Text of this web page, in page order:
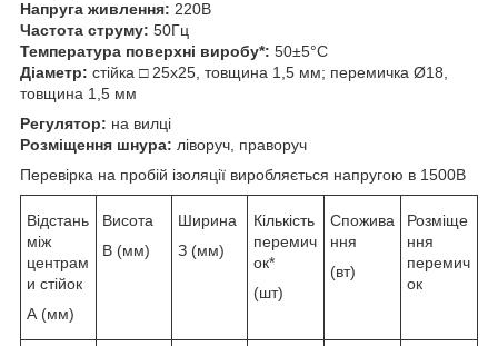
Напруга живлення: 220В
Частота струму: 50Гц
Температура поверхні виробу*: 50±5°С
Діаметр: стійка □ 25х25, товщина 1,5 мм; перемичка Ø18,
товщина 1,5 мм
Регулятор: на вилці
Розміщення шнура: ліворуч, праворуч
Перевірка на пробій ізоляції виробляється напругою в 1500В
Відстань
між
центрам
и стійок
А (мм)
Висота
В (мм)
Ширина
З (мм)
Кількість
перемич
ок*
(шт)
Спожива
ння
(вт)
Розміще
ння
перемич
ок